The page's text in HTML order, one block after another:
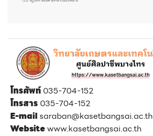
โทรศัพท์ 035-704-152
โทรสาร 035-704-152
E-mailsaraban@kasetbangsai.ac.th
Websitewww.kasetbangsai.ac.th